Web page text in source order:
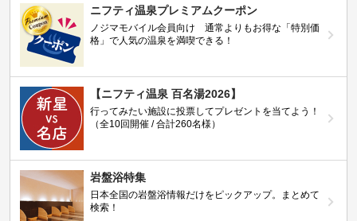
ニフティ温泉プレミアムクーポン
ノジマモバイル会員向け 通常よりもお得な「特別価
格」で人気の温泉を満喫できる！
【ニフティ温泉 百名湯2026】
行ってみたい施設に投票してプレゼントを当てよう！
（全10回開催 / 合計260名様）
岩盤浴特集
日本全国の岩盤浴情報だけをピックアップ。まとめて
検索！